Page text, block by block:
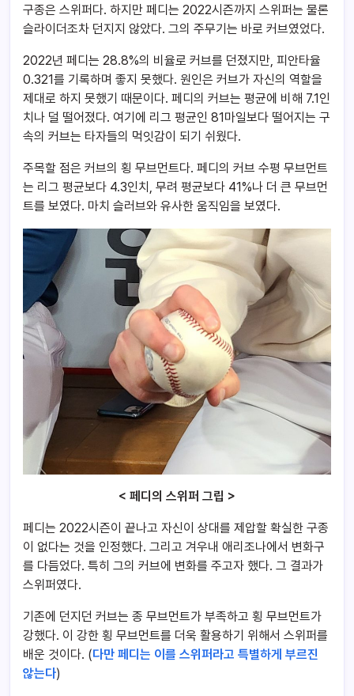
구종은 스위퍼다. 하지만 페디는 2022시즌까지 스위퍼는 물론
슬라이더조차 던지지 않았다. 그의 주무기는 바로 커브였었다.
2022년 페디는 28.8%의 비율로 커브를 던졌지만, 피안타율
0.321를 기록하며 좋지 못했다. 원인은 커브가 자신의 역할을
제대로 하지 못했기 때문이다. 페디의 커브는 평균에 비해 7.1인
치나 덜 떨어졌다. 여기에 리그 평균인 81마일보다 떨어지는 구
속의 커브는 타자들의 먹잇감이 되기 쉬웠다.
주목할 점은 커브의 횡 무브먼트다. 페디의 커브 수평 무브먼트
는 리그 평균보다 4.3인치, 무려 평균보다 41%나 더 큰 무브먼
트를 보였다. 마치 슬러브와 유사한 움직임을 보였다.
< 페디의 스위퍼 그립 >
페디는 2022시즌이 끝나고 자신이 상대를 제압할 확실한 구종
이 없다는 것을 인정했다. 그리고 겨우내 애리조나에서 변화구
를 다듬었다. 특히 그의 커브에 변화를 주고자 했다. 그 결과가
스위퍼였다.
기존에 던지던 커브는 종 무브먼트가 부족하고 횡 무브먼트가
강했다. 이 강한 횡 무브먼트를 더욱 활용하기 위해서 스위퍼를
배운 것이다. (다만 페디는 이를 스위퍼라고 특별하게 부르진
않는다)